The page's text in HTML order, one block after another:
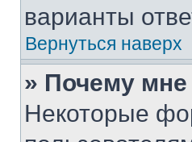
варианты
Вернуться наверх
» Почему
Некоторые